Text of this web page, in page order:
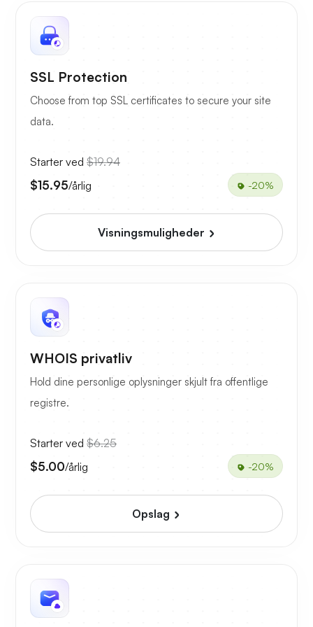
SSL Protection
Choose from top SSL certificates to secure your site
data.
Starter ved $19.94
$15.95/årlig -20%
Visningsmuligheder
WHOIS privatliv
Hold dine personlige oplysninger skjult fra offentlige
registre.
Starter ved $6.25
$5.00/årlig -20%
Opslag